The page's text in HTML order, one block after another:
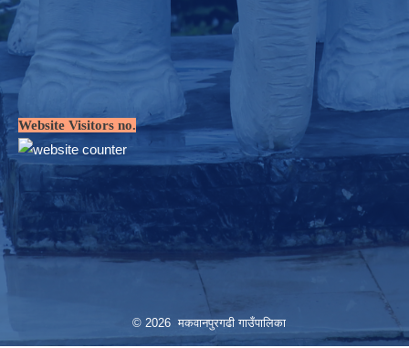
Website Visitors no.
© 2026 मकवानपुरगढी गाउँपालिका